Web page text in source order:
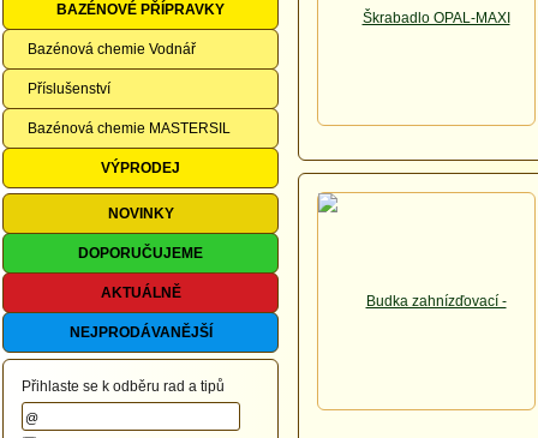
BAZÉNOVÉ PŘÍPRAVKY
Bazénová chemie Vodnář
Příslušenství
Bazénová chemie MASTERSIL
VÝPRODEJ
NOVINKY
DOPORUČUJEME
AKTUÁLNĚ
NEJPRODÁVANĚJŠÍ
Přihlaste se k odběru rad a tipů